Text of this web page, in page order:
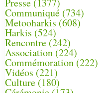
Communiqué (734)
Metooharkis (608)
Harkis (524)
Rencontre (242)
Association (224)
Commémoration(222)
Vidéos (221)
Culture(180)